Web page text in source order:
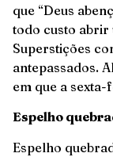
que “Deus
todo custo abrir
Superstições
antepassados.
em que a sexta-
Espelho
Espelho